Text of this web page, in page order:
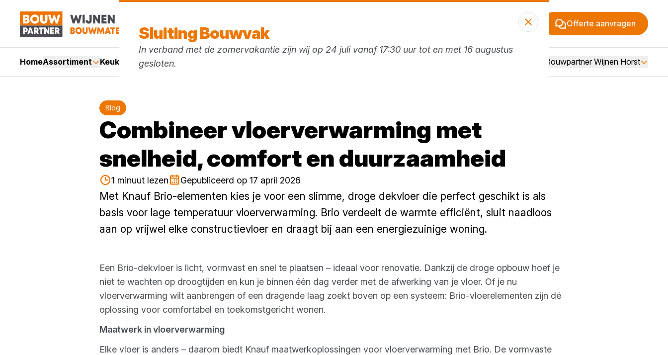
Offerte aanvragen
HomeAssortiment Keukens Services Over Bouwpartner Wijnen Horst
Blog
Combineer vloerverwarming met
snelheid, comfort en duurzaamheid
1 minuut lezen Gepubliceerd op 17 april 2026
Met Knauf Brio-elementen kies je voor een slimme, droge dekvloer die perfect geschikt is als
basis voor lage temperatuur vloerverwarming. Brio verdeelt de warmte efficiënt, sluit naadloos
aan op vrijwel elke constructievloer en draagt bij aan een energiezuinige woning.
Een Brio-dekvloer is licht, vormvast en snel te plaatsen – ideaal voor renovatie. Dankzij de droge opbouw hoef je
niet te wachten op droogtijden en kun je binnen één dag verder met de afwerking van je vloer. Of je nu
vloerverwarming wilt aanbrengen of een dragende laag zoekt boven op een systeem: Brio-vloerelementen zijn dé
oplossing voor comfortabel en toekomstgericht wonen.
Maatwerk in vloerverwarming
Elke vloer is anders – daarom biedt Knauf maatwerkoplossingen voor vloerverwarming met Brio. De vormvaste
Sluiting Bouwvak
In verband met de zomervakantie zijn wij op 24 juli vanaf 17:30 uur tot en met 16 augustus
gesloten.